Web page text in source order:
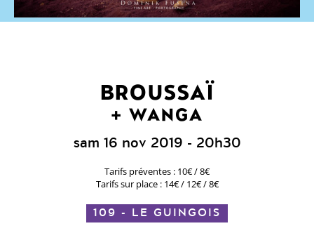
BROUSSAÏ
WANGA
sam 16 nov 2019 - 20h30
Tarifs préventes : 10€ / 8€
Tarifs sur place : 14€ / 12€ / 8€
109 - LE GUINGOIS